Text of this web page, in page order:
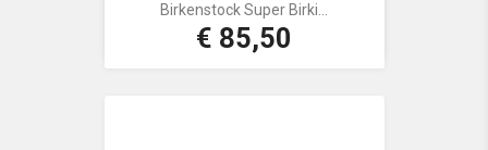
Birkenstock Super Birki...
Prijs
€ 85,50